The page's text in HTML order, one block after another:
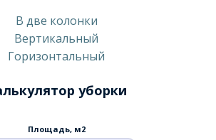
В две колонки
Вертикальный
Горизонтальный
уборки
Площадь, м2